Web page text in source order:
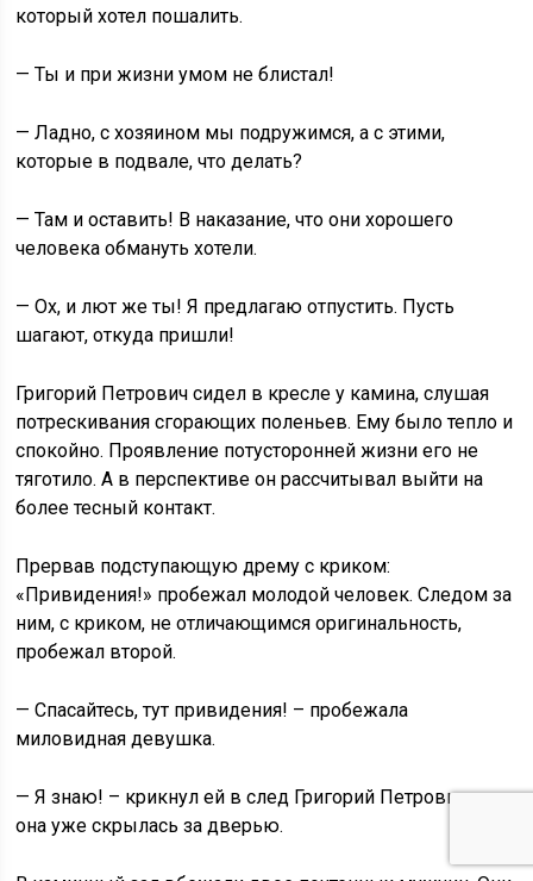
который хотел пошалить.
— Ты и при жизни умом не блистал!
— Ладно, с хозяином мы подружимся, а с этими,
которые в подвале, что делать?
— Там и оставить! В наказание, что они хорошего
человека обмануть хотели.
— Ох, и лют же ты! Я предлагаю отпустить. Пусть
шагают, откуда пришли!
Григорий Петрович сидел в кресле у камина, слушая
потрескивания сгорающих поленьев. Ему было тепло и
спокойно. Проявление потусторонней жизни его не
тяготило. А в перспективе он рассчитывал выйти на
более тесный контакт.
Прервав подступающую дрему с криком:
«Привидения!» пробежал молодой человек. Следом за
ним, с криком, не отличающимся оригинальность,
пробежал второй.
— Спасайтесь, тут привидения! – пробежала
миловидная девушка.
— Я знаю! – крикнул ей в след Григорий Петрович, но
она уже скрылась за дверью.